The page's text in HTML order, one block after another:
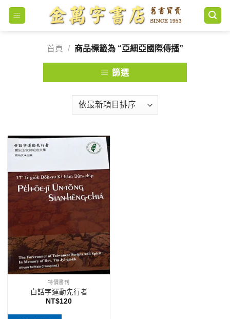
Skip
content
首頁
/ 商品標籤為 “亞細亞國際傳播”
篩選
特價書刊
白話字運動先行者
NT$120